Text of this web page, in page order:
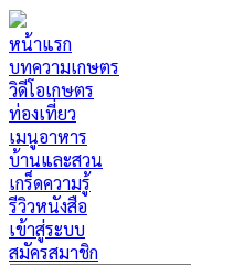
หน้าแรก
บทความเกษตร
วิดีโอเกษตร
ท่องเที่ยว
เมนูอาหาร
บ้านและสวน
เกร็ดความรู้
รีวิวหนังสือ
เข้าสู่ระบบ
สมัครสมาชิก